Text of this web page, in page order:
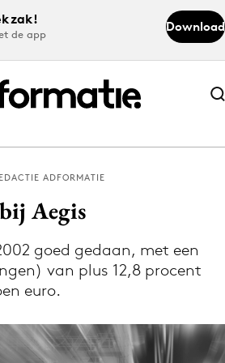
de app
Download
Abonneer nu
Abonneer nu
de app
via de Adformatie
app
ADFORMATIE
Aegis
goed gedaan, met een
van plus 12,8 procent
euro.